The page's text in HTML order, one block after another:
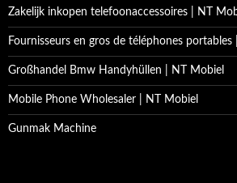
Zakelijk inkopen telefoonaccessoires | NT
Fournisseurs en gros de téléphones portables
Großhandel Bmw Handyhüllen | NT Mobiel
Mobile Phone Wholesaler | NT Mobiel
Gunmak Machine